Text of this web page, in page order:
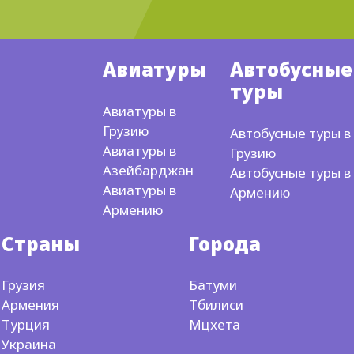
курорт, который остается
прекрасным в любое время года. Горящие
туры из Украины,
дают Вам возможность
приемлемой цене приобрести
Посетив этот уютный городок, вы
почувствуете невероятную историю,которая
расположилась на берегах слияния двух рек-
Арагви и Куры. Если вы любите жару, тогда
лучшим временем для пребывания станет
лето. А в середине сентября, городок
обретает бархатную
погоду, чем
максимально привлекает к себе туристов.
Отели Мцхета
Авиатуры
Авиатуры в
Грузию
Авиатуры в
Азейбарджан
Авиатуры в
Армению
Автобусные
туры
Автобусные туры в
Грузию
Автобусные туры в
Армению
Страны
Грузия
Армения
Турция
Украина
Города
Батуми
Тбилиси
Мцхета